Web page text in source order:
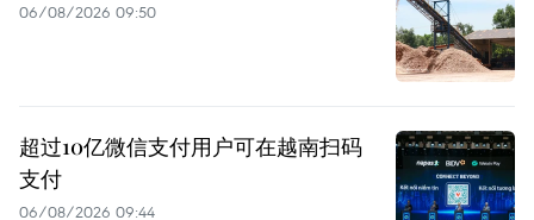
06/08/2026 09:50
超过10亿微信支付用户可在越南扫码
支付
06/08/2026 09:44